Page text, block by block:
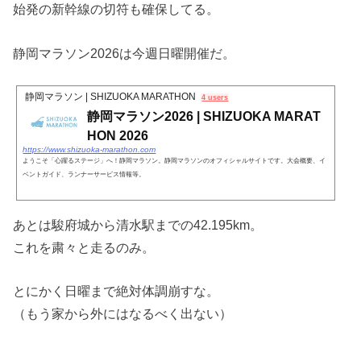
始発の新幹線の切符も確保してる。
静岡マラソン2026は今週日曜開催だ。
静岡マラソン | SHIZUOKA MARATHON 4 users
静岡マラソン2026 | SHIZUOKA MARAT
HON 2026
https://www.shizuoka-marathon.com
ようこそ「心躍るステージ」へ！静岡マラソン。静岡マラソンのオフィシャルサイトです。大会概要、イ
ベントガイド、ランナーサービス情報等。
あとは駿府城から清水駅までの42.195km。
これを粛々と走るのみ。
とにかく日曜まで絶対体調崩すな。
（もう家から外にはなるべく出ない）